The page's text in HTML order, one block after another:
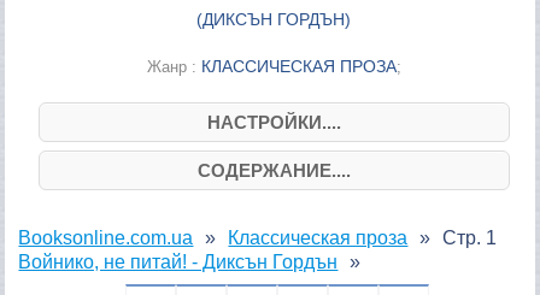
(ДИКСЪН ГОРДЪН)
Жанр : КЛАССИЧЕСКАЯ ПРОЗА;
НАСТРОЙКИ....
СОДЕРЖАНИЕ....
Booksonline.com.ua
Классическая проза
Войнико, не питай! - Диксън Гордън
Стр. 1